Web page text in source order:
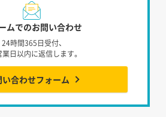
ムでのお問い合わせ
24時間365日受付、
日以内に返信します。
い合わせフォーム